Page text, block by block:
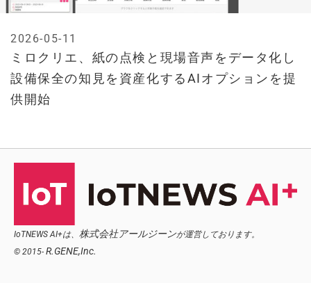
ミロクリエ、紙の点検と現場音声をデータ化し
設備保全の知見を資産化するAIオプションを提
供開始
2026-05-11
IoTNEWS AI+は、 株式会社アールジーンが運営しております。
© 2015- R.GENE,Inc.